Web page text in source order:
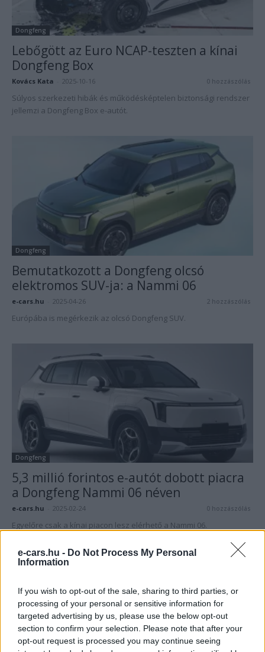
e-cars.hu - Do Not Process My Personal
Information
If you wish to opt-out of the sale, sharing to third parties, or
processing of your personal or sensitive information for
targeted advertising by us, please use the below opt-out
section to confirm your selection. Please note that after your
opt-out request is processed you may continue seeing
Dongfeng
Lebőgött az Euro NCAP-teszten a kínai
Dongfeng Box
Kovács Kata 2025-10-16 0 hozzászólás
Súlyos szerkezeti hibák és működésképtelen biztonsági rendszer
jellemzi a Dongfeng Box e-autót.
Dongfeng
Bemutatkozott a Dongfeng olcsó
elektromos SUV-ja: a Nammi 06
e-cars.hu 2025-04-26 2 hozzászólás
Európába is megérkezik az olcsó Dongfeng SUV.
Dongfeng
5,3 millió forintos e-autót dobott piacra
a Dongfeng Nammi 06 néven
e-cars.hu 2025-02-24 0 hozzászólás
Egyelőre csak a kínai piacon lesz elérhető a Nammi 06.